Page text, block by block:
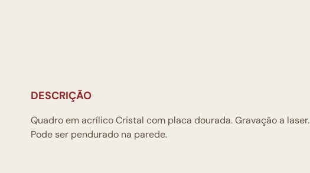
DESCRIÇÃO
Quadro em acrílico Cristal com placa dourada. Gravação a laser.
Pode ser pendurado na parede.